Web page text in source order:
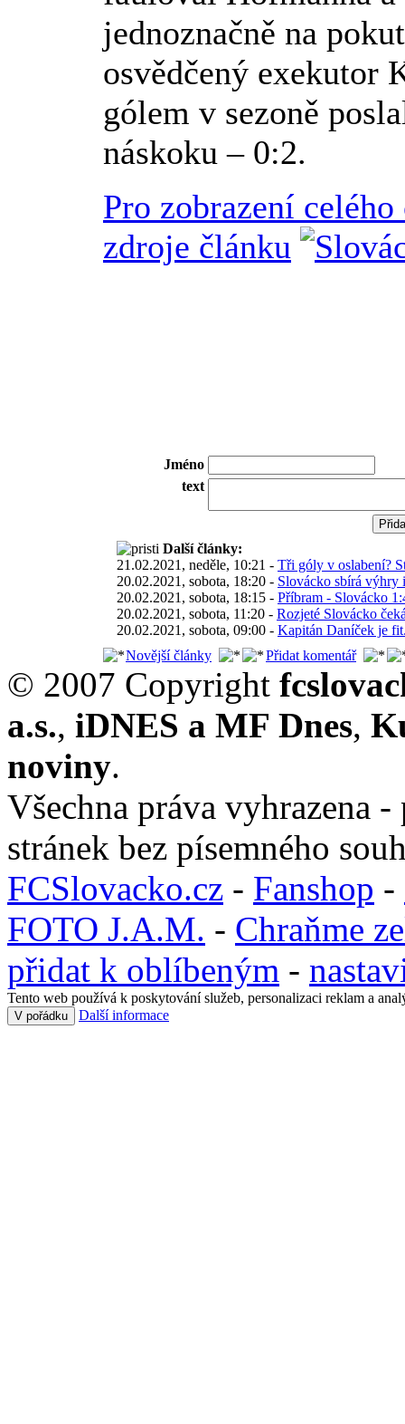
jednoznačně na
osvědčený exekutor
gólem v sezoně
náskoku – 0:2.
Pro zobrazení
zdroje článku
Jméno
text
Další články:
21.02.2021, neděle, 10:21 - Tři góly v oslabení?
20.02.2021, sobota, 18:20 - Slovácko sbírá výhry
20.02.2021, sobota, 18:15 - Příbram - Slovácko
20.02.2021, sobota, 11:20 - Rozjeté Slovácko
20.02.2021, sobota, 09:00 - Kapitán Daníček je
Novější články
Přidat komentář
© 2007 Copyright
a.s., iDNES a MF Dnes,
noviny.
Všechna práva vyhrazena
stránek bez písemného
FCSlovacko.cz - Fanshop -
FOTO J.A.M. - Chraňme
přidat k oblíbeným -
Tento web používá k poskytování služeb, personalizaci reklam a
V pořádku Další informace